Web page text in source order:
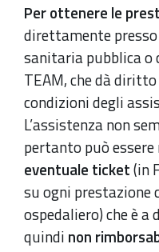
Per ottenere le
direttamente
sanitaria pubblica o
TEAM, che dà
condizioni degli
L’assistenza non
pertanto può
eventuale ticket(in
su ogni prestazione
ospedaliero) che è
quindi non